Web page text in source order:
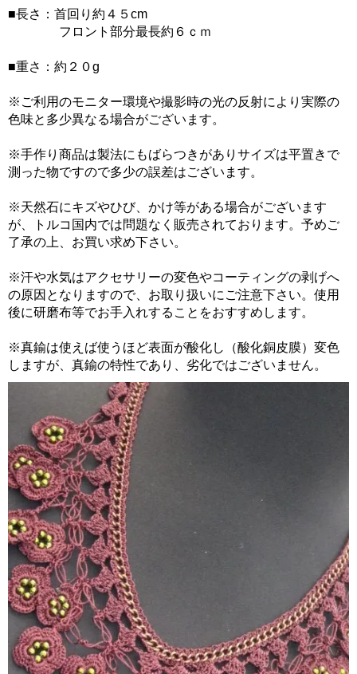
■長さ：首回り約４５cm
フロント部分最長約６ｃｍ
■重さ：約２０g
※ご利用のモニター環境や撮影時の光の反射により実際の
色味と多少異なる場合がございます。
※手作り商品は製法にもばらつきがありサイズは平置きで
測った物ですので多少の誤差はございます。
※天然石にキズやひび、かけ等がある場合がございます
が、トルコ国内では問題なく販売されております。予めご
了承の上、お買い求め下さい。
※汗や水気はアクセサリーの変色やコーティングの剥げへ
の原因となりますので、お取り扱いにご注意下さい。使用
後に研磨布等でお手入れすることをおすすめします。
※真鍮は使えば使うほど表面が酸化し（酸化銅皮膜）変色
しますが、真鍮の特性であり、劣化ではございません。